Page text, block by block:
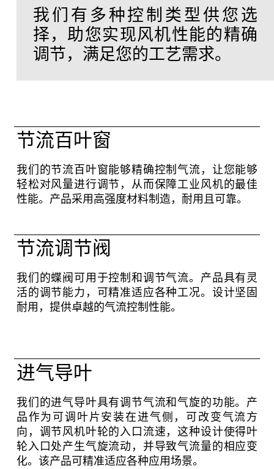
关于公司
职业生涯
联系方式
资讯中心
GTC
Privacy Policy
DE EN SV
我们有多种控制类型供您选
择，助您实现风机性能的精确
调节，满足您的工艺需求。
节流百叶窗
我们的节流百叶窗能够精确控制气流，让您能够
轻松对风量进行调节，从而保障工业风机的最佳
性能。产品采用高强度材料制造，耐用且可靠。
节流调节阀
我们的蝶阀可用于控制和调节气流。产品具有灵
活的调节能力，可精准适应各种工况。设计坚固
耐用，提供卓越的气流控制性能。
进气导叶
我们的进气导叶具有调节气流和气旋的功能。产
品作为可调叶片安装在进气侧，可改变气流方
向，调节风机叶轮的入口流速，这种设计使得叶
轮入口处产生气旋流动，并导致气流量的相应变
化。该产品可精准适应各种应用场景。